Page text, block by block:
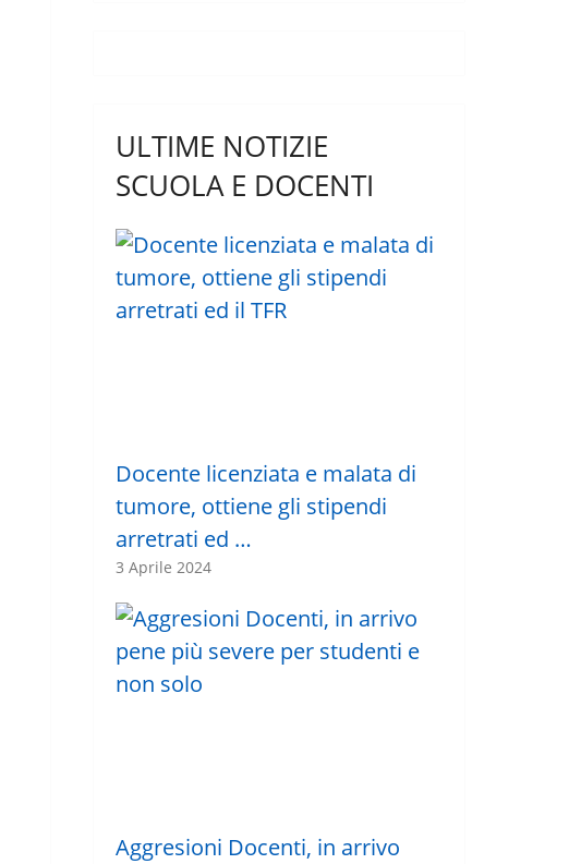
ULTIME NOTIZIE
SCUOLA E DOCENTI
Docente licenziata e malata di
tumore, ottiene gli stipendi
arretrati ed …
3 Aprile 2024
Aggresioni Docenti, in arrivo